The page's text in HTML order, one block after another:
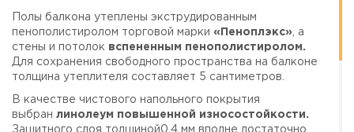
Статьи и байки
8 (495) 663-54-79
8-929-637-24-04
ВЫЗВАТЬ ЗАМЕРЩИКА
Полы балкона утеплены экструдированным
пенополистиролом торговой марки «П еноплэкс» , а
стены и потолок вспененным пенополистиролом.
Для сохранения свободного пространства на балконе
толщина утеплителя составляет 5 сантиметров.
В качестве чистового напольного покрытия
выбран линолеум повышенной износостойкости.
Защитного слоя толщиной0,4 мм вполне достаточно